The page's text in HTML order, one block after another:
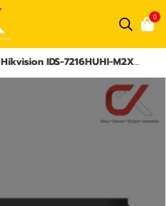
0
Hikvision IDS-7216HUHI-M2XT 16CH 8MP DVR Video Recorder เครื่องบันทึกกล้องวงจรปิด